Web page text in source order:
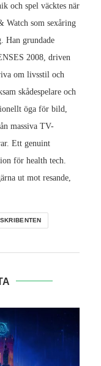
och spel väcktes när
Watch som sexåring
Han grundade
2008, driven
om livsstil och
skådespelare och
öga för bild,
massiva TV-
Ett genuint
för health tech.
ut mot resande,